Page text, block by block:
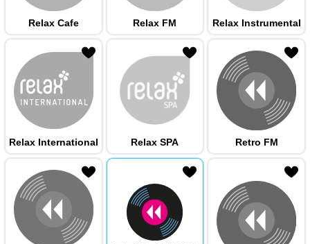
Relax Cafe Relax FM Relax Instrumental
Relax International Relax SPA Retro FM